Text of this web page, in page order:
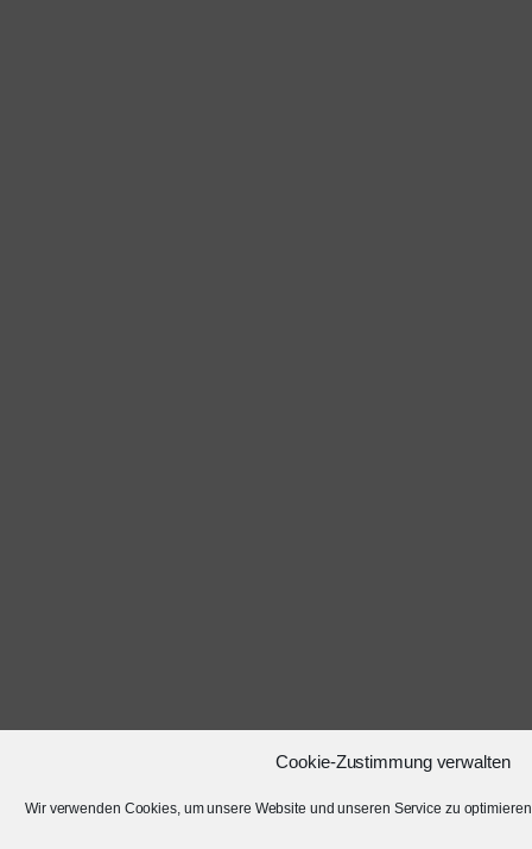
Cookie-Zustimmung verwalten
Wir verwenden Cookies, um unsere Website und unseren Service zu